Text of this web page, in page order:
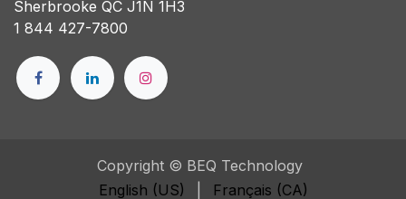
Sherbrooke QC J1N 1H3
1 844 427-7800
Copyright © BEQ Technology
English (US)
Français (CA)